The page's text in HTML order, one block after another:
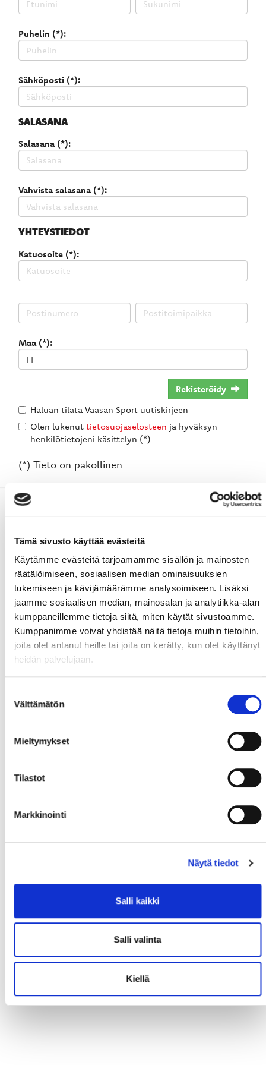
Tämä sivusto käyttää evästeitä
Käytämme evästeitä tarjoamamme sisällön ja mainosten
räätälöimiseen, sosiaalisen median ominaisuuksien
tukemiseen ja kävijämäärämme analysoimiseen. Lisäksi
jaamme sosiaalisen median, mainosalan ja analytiikka-alan
kumppaneillemme tietoja siitä, miten käytät sivustoamme.
Kumppanimme voivat yhdistää näitä tietoja muihin tietoihin,
joita olet antanut heille tai joita on kerätty, kun olet käyttänyt
heidän palvelujaan.
valinta
Välttämätön
Mieltymykset
Tilastot
Markkinointi
Näytä tiedot
Salli kaikki
Salli valinta
Kiellä
Puhelin (*):
Sähköposti (*):
SALASANA
Salasana (*):
Vahvista salasana (*):
YHTEYSTIEDOT
Katuosoite (*):
Maa (*):
Rekisteröidy
Haluan tilata Vaasan Sport uutiskirjeen
Olen lukenut tietosuojaselosteen ja hyväksyn
henkilötietojeni käsittelyn (*)
(*) Tieto on pakollinen